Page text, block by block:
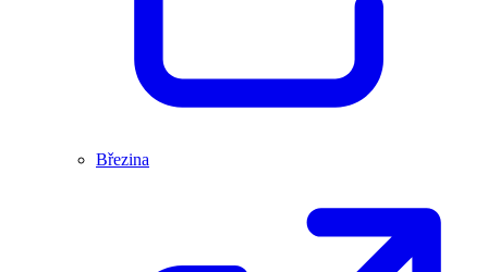
Březina